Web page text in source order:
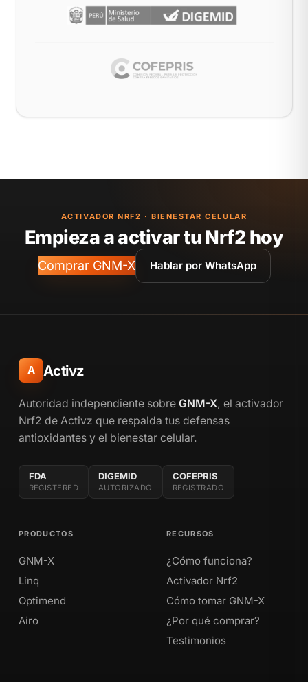
ACTIVADOR NRF2 · BIENESTAR CELULAR
Empieza a activar tu Nrf2 hoy
Comprar GNM-X Hablar por WhatsApp
A Activz
Autoridad independiente sobre GNM-X, el activador
Nrf2 de Activz que respalda tus defensas
antioxidantes y el bienestar celular.
FDA
REGISTERED
DIGEMID
AUTORIZADO
COFEPRIS
REGISTRADO
PRODUCTOS
GNM-X
Linq
Optimend
Airo
RECURSOS
¿Cómo funciona?
Activador Nrf2
Cómo tomar GNM-X
¿Por qué comprar?
Testimonios